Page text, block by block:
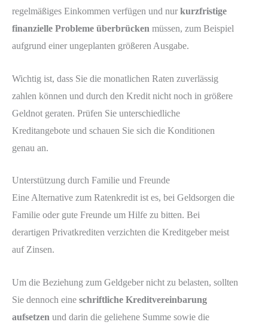
regelmäßiges Einkommen verfügen und nur kurzfristige
finanzielle Probleme überbrücken müssen, zum Beispiel
aufgrund einer ungeplanten größeren Ausgabe.
Wichtig ist, dass Sie die monatlichen Raten zuverlässig
zahlen können und durch den Kredit nicht noch in größere
Geldnot geraten. Prüfen Sie unterschiedliche
Kreditangebote und schauen Sie sich die Konditionen
genau an.
Unterstützung durch Familie und Freunde
Eine Alternative zum Ratenkredit ist es, bei Geldsorgen die
Familie oder gute Freunde um Hilfe zu bitten. Bei
derartigen Privatkrediten verzichten die Kreditgeber meist
auf Zinsen.
Um die Beziehung zum Geldgeber nicht zu belasten, sollten
Sie dennoch eine schriftliche Kreditvereinbarung
aufsetzen und darin die geliehene Summe sowie die